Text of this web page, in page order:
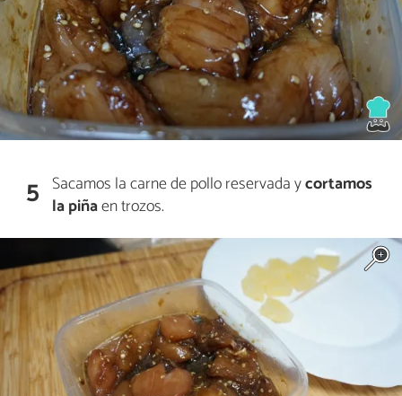
5 Sacamos la carne de pollo reservada ycortamos
la piñaen trozos.